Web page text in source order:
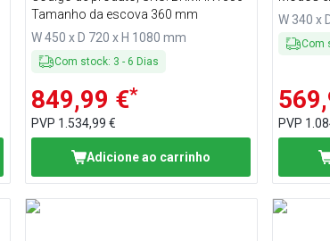
Tamanho da escova 360 mm
W 450 x D 720 x H 1080 mm
Com stock: 3 - 6 Dias
849,99 €*
PVP 1.534,99 €
Adicione ao carrinho
volts
W 340 x
Com
PVP